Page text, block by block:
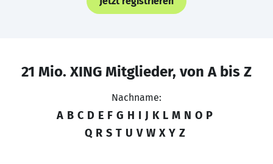
21 Mio. XING Mitglieder, von A bis Z
Nachname:
A B C D E F G H I J K L M N O P
Q R S T U V W X Y Z